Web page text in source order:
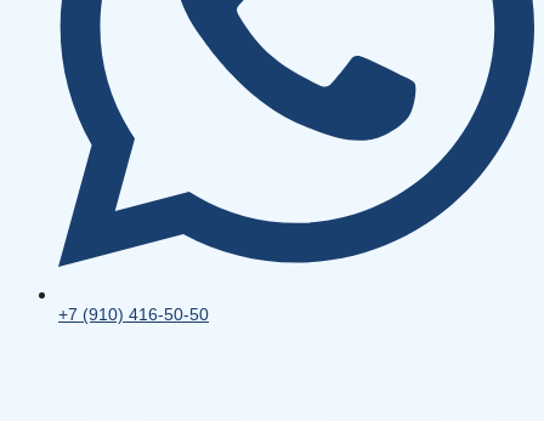
+7 (910) 416-50-50